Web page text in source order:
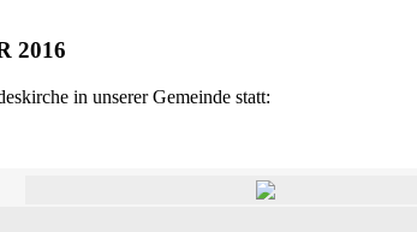
2016
in unserer Gemeinde statt: